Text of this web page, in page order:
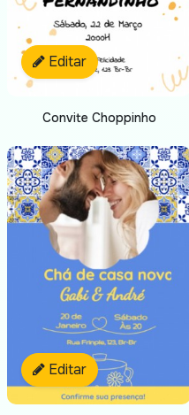
Editar
Convite Choppinho
Editar